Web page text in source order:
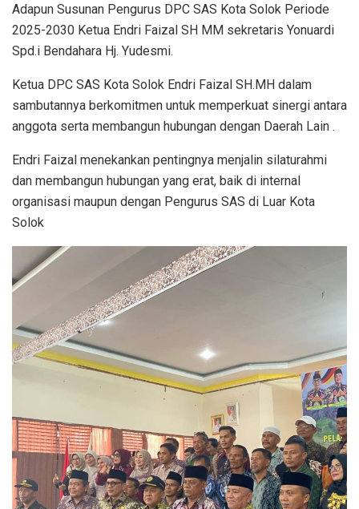
Adapun Susunan Pengurus DPC SAS Kota Solok Periode
2025-2030 Ketua Endri Faizal SH MM sekretaris Yonuardi
Spd.i Bendahara Hj. Yudesmi.
Ketua DPC SAS Kota Solok Endri Faizal SH.MH dalam
sambutannya berkomitmen untuk memperkuat sinergi antara
anggota serta membangun hubungan dengan Daerah Lain .
Endri Faizal menekankan pentingnya menjalin silaturahmi
dan membangun hubungan yang erat, baik di internal
organisasi maupun dengan Pengurus SAS di Luar Kota
Solok